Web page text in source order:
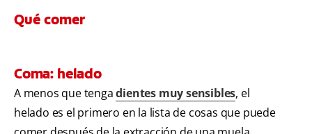
Qué comer
Coma: helado
A menos que tengadientes muy sensibles, el
helado es el primero en la lista de cosas que puede